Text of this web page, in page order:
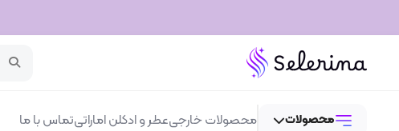
محصولات محصولات خارجیعطر و ادکلن اماراتیتماس با ما